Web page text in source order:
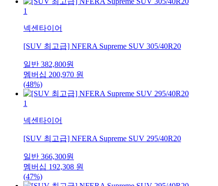
1
넥센타이어
[SUV 최고급] NFERA Supreme SUV 305/40R20
일반 382,800원
멤버십 200,970 원
(48%)
1
넥센타이어
[SUV 최고급] NFERA Supreme SUV 295/40R20
일반 366,300원
멤버십 192,308 원
(47%)